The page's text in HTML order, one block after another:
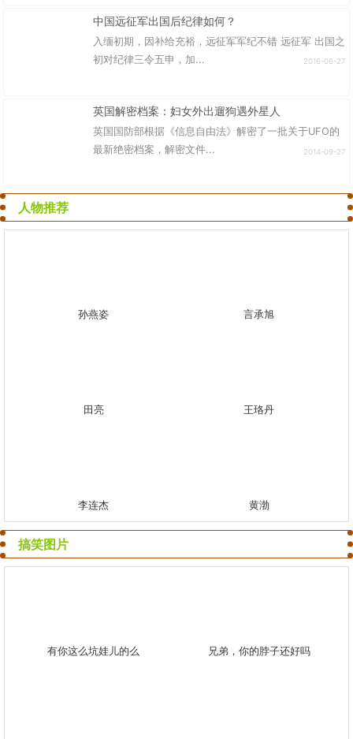
中国远征军出国后纪律如何？
入缅初期，因补给充裕，远征军军纪不错 远征军 出国之
初对纪律三令五申，加...
2016-06-27
英国解密档案：妇女外出遛狗遇外星人
英国国防部根据《信息自由法》解密了一批关于UFO的
最新绝密档案，解密文件...
2014-09-27
人物推荐
孙燕姿 言承旭
田亮 王珞丹
李连杰 黄渤
搞笑图片
有你这么坑娃儿的么 兄弟，你的脖子还好吗